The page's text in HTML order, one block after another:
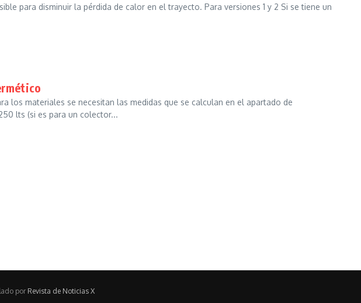
para disminuir la pérdida de calor en el trayecto. Para versiones 1 y 2 Si se tiene un
los materiales se necesitan las medidas que se calculan en el apartado de
lts (si es para un colector...
porRevista de Noticias X